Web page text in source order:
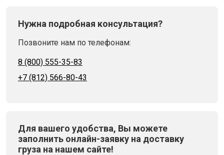
Нужна подробная консультация?
Позвоните нам по телефонам:
8 (800) 555-35-83
+7 (812) 566-80-43
Для вашего удобства, Вы можете
заполнить онлайн-заявку на доставку
груза на нашем сайте!